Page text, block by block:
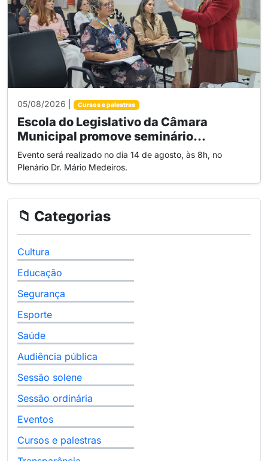
05/08/2026 | Cursos e palestras
Escola do Legislativo da Câmara
Municipal promove seminário...
Evento será realizado no dia 14 de agosto, às 8h, no
Plenário Dr. Mário Medeiros.
📁 Categorias
Cultura
Educação
Segurança
Esporte
Saúde
Audiência pública
Sessão solene
Sessão ordinária
Eventos
Cursos e palestras